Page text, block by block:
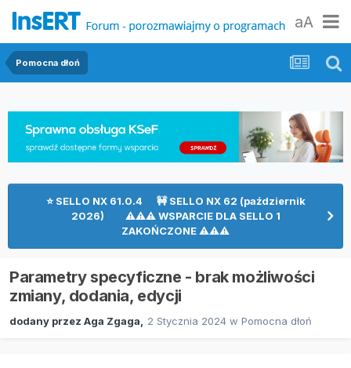
aA
Pomocna dłoń
⭐ SELLO NX 61.0.4 🚧 SELLO NX 62 (październik
2026) ⚠⚠⚠ WSPARCIE DLA SELLO 1
ZAKOŃCZONE ⚠⚠⚠
Parametry specyficzne - brak możliwości
zmiany, dodania, edycji
dodany przez Aga Zgaga 2 Stycznia 2024 w Pomocna dłoń